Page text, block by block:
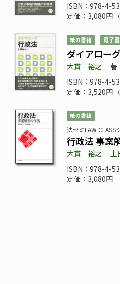
ISBN：978-4-
定価：3,080円
紙の書籍 電子
ダイアロー
大貫 裕之
著
ISBN：978-4-
定価：3,520円
紙の書籍
法セミLAW CLASS
行政法 事案
大貫 裕之
ISBN：978-4-
定価：3,080円